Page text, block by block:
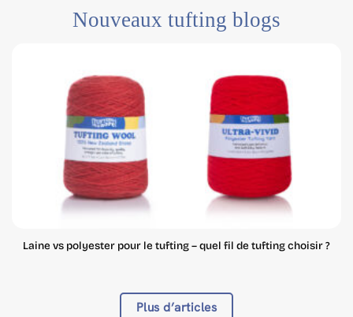
Nouveaux tufting blogs
Laine vs polyester pour le tufting – quel fil de tufting choisir ?
Plus d’articles